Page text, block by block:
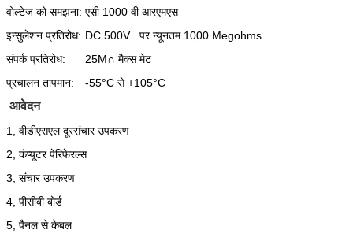
वोल्टेज को समझना: एसी 1000 वी आरएमएस
इन्सुलेशन प्रतिरोध: DC 500V . पर न्यूनतम 1000 Megohms
संपर्क प्रतिरोध:
25M∩ मैक्स मेट
प्रचालन तापमान:
-55°C से +105°C
आवेदन
1, वीडीएसएल दूरसंचार उपकरण
2, कंप्यूटर पेरिफेरल्स
3, संचार उपकरण
4, पीसीबी बोर्ड
5, पैनल से केबल